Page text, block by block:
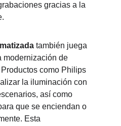
gracias a la
también juega
modernización de
como Philips
la iluminación con
así como
que se enciendan o
Esta